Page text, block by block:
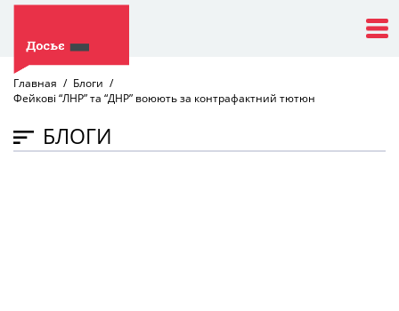
Главная
Блоги
Фейкові “ЛНР” та “ДНР” воюють за контрафактний тютюн
БЛОГИ